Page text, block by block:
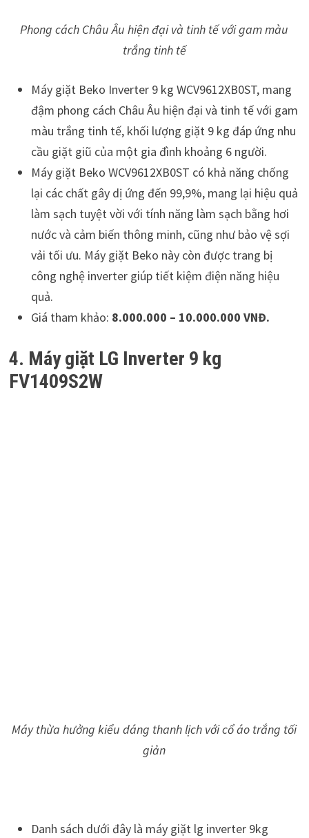
Phong cách Châu Âu hiện đại và tinh tế với gam màu
trắng tinh tế
Máy giặt Beko Inverter 9 kg WCV9612XB0ST, mang
đậm phong cách Châu Âu hiện đại và tinh tế với gam
màu trắng tinh tế, khối lượng giặt 9 kg đáp ứng nhu
cầu giặt giũ của một gia đình khoảng 6 người.
Máy giặt Beko WCV9612XB0ST có khả năng chống
lại các chất gây dị ứng đến 99,9%, mang lại hiệu quả
làm sạch tuyệt vời với tính năng làm sạch bằng hơi
nước và cảm biến thông minh, cũng như bảo vệ sợi
vải tối ưu. Máy giặt Beko này còn được trang bị
công nghệ inverter giúp tiết kiệm điện năng hiệu
quả.
Giá tham khảo: 8.000.000 – 10.000.000 VNĐ.
4. Máy giặt LG Inverter 9 kg
FV1409S2W
Máy thừa hưởng kiểu dáng thanh lịch với cổ áo trắng tối
giản
Danh sách dưới đây là máy giặt lg inverter 9kg